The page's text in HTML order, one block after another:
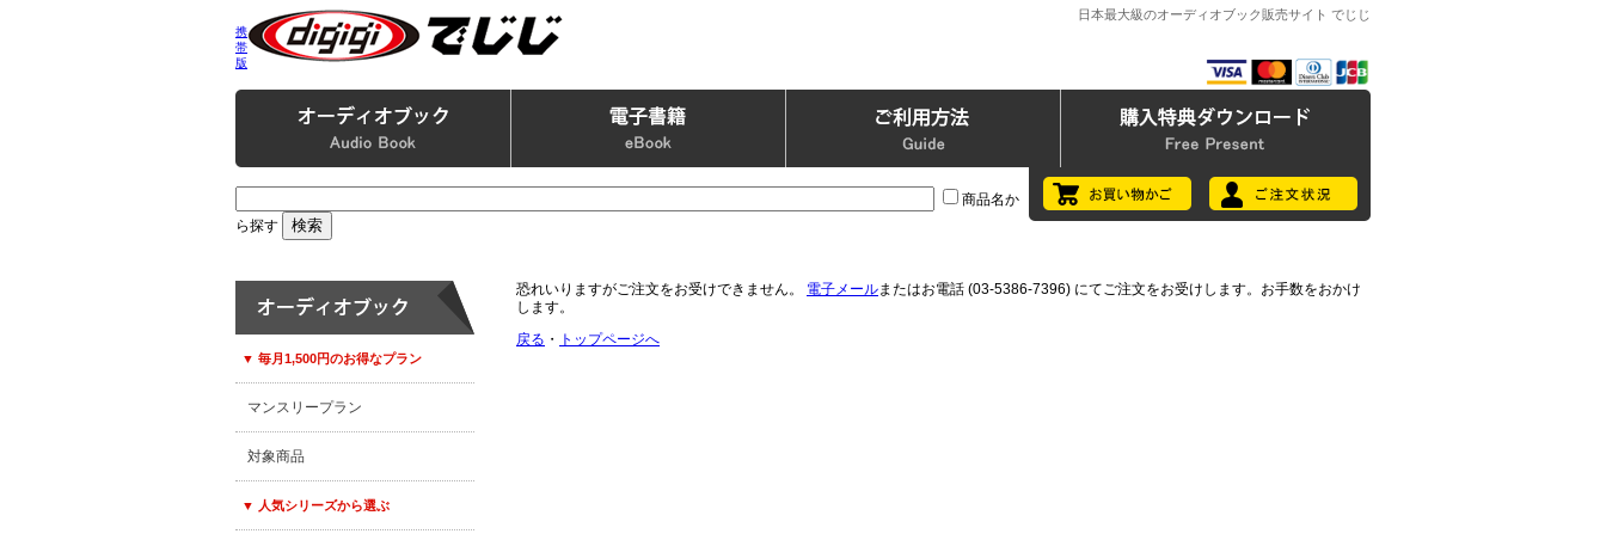
携
帯
版
日本最大級のオーディオブック販売サイト でじじ
商品名か
ら探す
▼ 毎月1,500円のお得なプラン
マンスリープラン
対象商品
▼ 人気シリーズから選ぶ
恐れいりますがご注文をお受けできません。 電子メールまたはお電話 (03-5386-7396) にてご注文をお受けします。お手数をおかけ
します。
戻る ・ トップページへ